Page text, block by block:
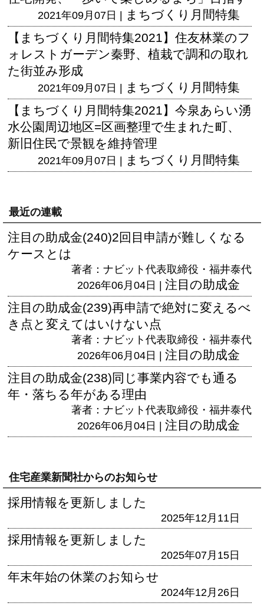
2021年09月07日 | まちづくり月間特集
【まちづくり月間特集2021】住友林業のフ
ォレストガーデン秦野、植栽で調和の取れ
た街並み形成
2021年09月07日 | まちづくり月間特集
【まちづくり月間特集2021】今泉あらい湧
水公園周辺地区=区画整理で生まれた町、
新旧住民で景観を維持管理
2021年09月07日 | まちづくり月間特集
最近の連載
注目の助成金(240)2回目申請が難しくなる
ケースとは
著者：ナビット代表取締役・福井泰代
2026年06月04日 | 注目の助成金
注目の助成金(239)再申請で絶対に変えるべ
き点と変えてはいけない点
著者：ナビット代表取締役・福井泰代
2026年06月04日 | 注目の助成金
注目の助成金(238)同じ事業内容でも通る
年・落ちる年がある理由
著者：ナビット代表取締役・福井泰代
2026年06月04日 | 注目の助成金
住宅産業新聞社からのお知らせ
採用情報を更新しました
2025年12月11日
採用情報を更新しました
2025年07月15日
年末年始の休業のお知らせ
2024年12月26日